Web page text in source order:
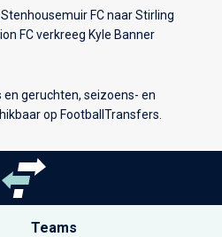
FC naar Stirling
FC verkreeg Kyle Banner
geruchten, seizoens- en
op FootballTransfers.
Teams